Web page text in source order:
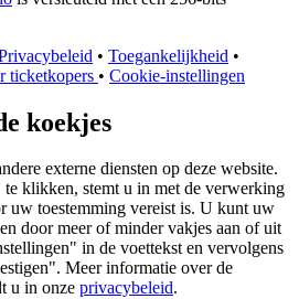
• Toegankelijkheid •
ticketkopers • Cookie-instellingen
koekjes
externe diensten op deze website.
klikken, stemt u in met de verwerking
uw toestemming vereist is. U kunt uw
door meer of minder vakjes aan of uit
in de voettekst en vervolgens
Meer informatie over de
u in onze privacybeleid.